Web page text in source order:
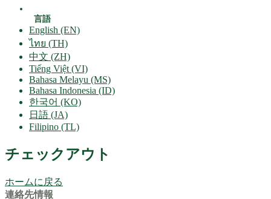
言語
English (EN)
ไทย (TH)
中文 (ZH)
Tiếng Việt (VI)
Bahasa Melayu (MS)
Bahasa Indonesia (ID)
한국어 (KO)
日語 (JA)
Filipino (TL)
チェックアウト
ホームに戻る
連絡先情報